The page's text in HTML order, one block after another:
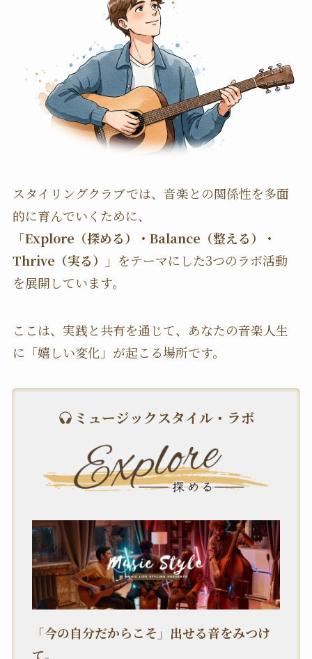
スタイリングクラブでは、音楽との関係性を多面
的に育んでいくために、
「Explore（探める）・Balance（整える）・
Thrive（実る）」 をテーマにした3つのラボ活動
を展開しています。
ここは、実践と共有を通じて、あなたの音楽人生
に「嬉しい変化」が起こる場所です。
ミュージックスタイル・ラボ
「今の自分だからこそ」出せる音をみつけ
て。